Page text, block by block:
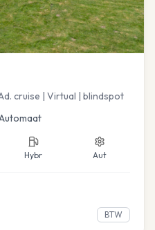
cruise | Virtual | blindspot
Hybr Aut
BTW